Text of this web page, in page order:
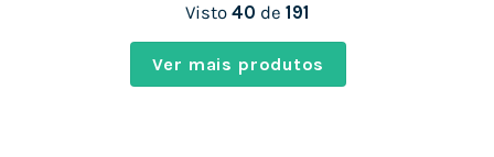
Visto 40 de 191
Ver mais produtos